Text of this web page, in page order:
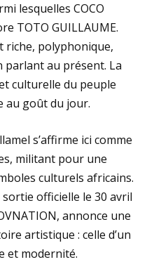
lesquelles COCO
TOTO GUILLAUME.
riche, polyphonique,
au présent. La
culturelle du peuple
au goût du jour.
s’affirme ici comme
militant pour une
culturels africains.
officielle le 30 avril
annonce une
artistique : celle d’un
et modernité.